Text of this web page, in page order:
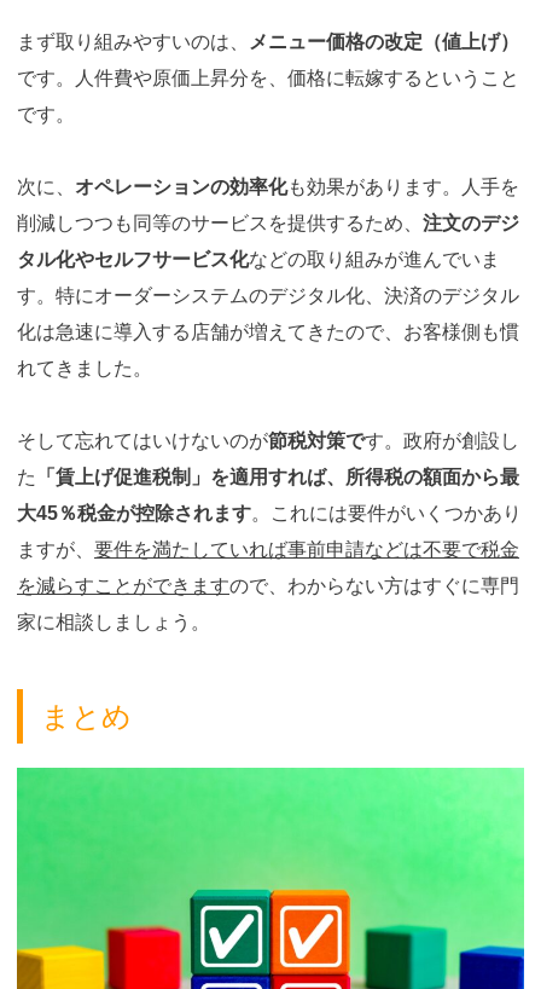
まず取り組みやすいのは、
メニュー価格の改定（値上げ）
です。人件費や原価上昇分を、価格に転嫁するということ
です。
次に、 オペレーションの効率化も効果があります。人手を
削減しつつも同等のサービスを提供するため、 注文のデジ
タル化やセルフサービス化などの取り組みが進んでいま
す。特にオーダーシステムのデジタル化、決済のデジタル
化は急速に導入する店舗が増えてきたので、お客様側も慣
れてきました。
そして忘れてはいけないのが節税対策です。政府が創設し
た
「賃上げ促進税制」を適用すれば、所得税の額面から最
大45％税金が控除されます。これには要件がいくつかあり
ますが、 要件を満たしていれば事前申請などは不要で税金
を減らすことができますので、わからない方はすぐに専門
家に相談しましょう。
まとめ